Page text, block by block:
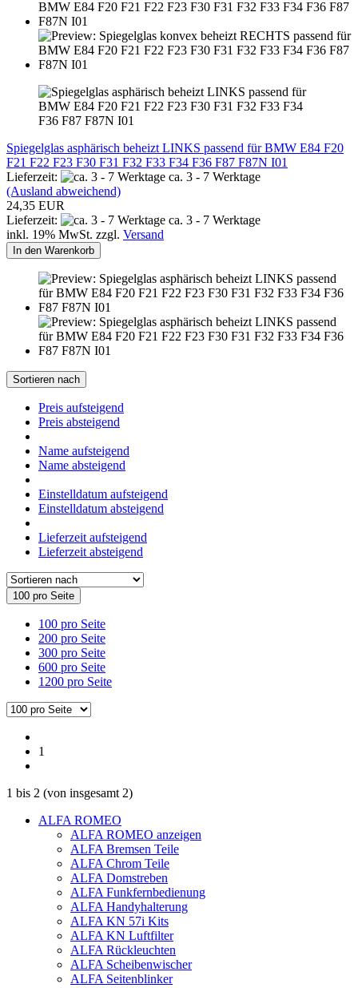
Spiegelglas asphärisch beheizt LINKS passend für BMW E84 F20
F21 F22 F23 F30 F31 F32 F33 F34 F36 F87 F87N I01
Lieferzeit:
ca. 3 - 7 Werktage
(Ausland abweichend)
24,35 EUR
Lieferzeit:
ca. 3 - 7 Werktage
inkl. 19% MwSt. zzgl. Versand
In den Warenkorb
Sortieren nach
Preis aufsteigend
Preis absteigend
Name aufsteigend
Name absteigend
Einstelldatum aufsteigend
Einstelldatum absteigend
Lieferzeit aufsteigend
Lieferzeit absteigend
100 pro Seite
100 pro Seite
200 pro Seite
300 pro Seite
600 pro Seite
1200 pro Seite
1
1 bis 2 (von insgesamt 2)
ALFA ROMEO
ALFA ROMEO anzeigen
ALFA Bremsen Teile
ALFA Chrom Teile
ALFA Domstreben
ALFA Funkfernbedienung
ALFA Handyhalterung
ALFA KN 57i Kits
ALFA KN Luftfilter
ALFA Rückleuchten
ALFA Scheibenwischer
ALFA Seitenblinker